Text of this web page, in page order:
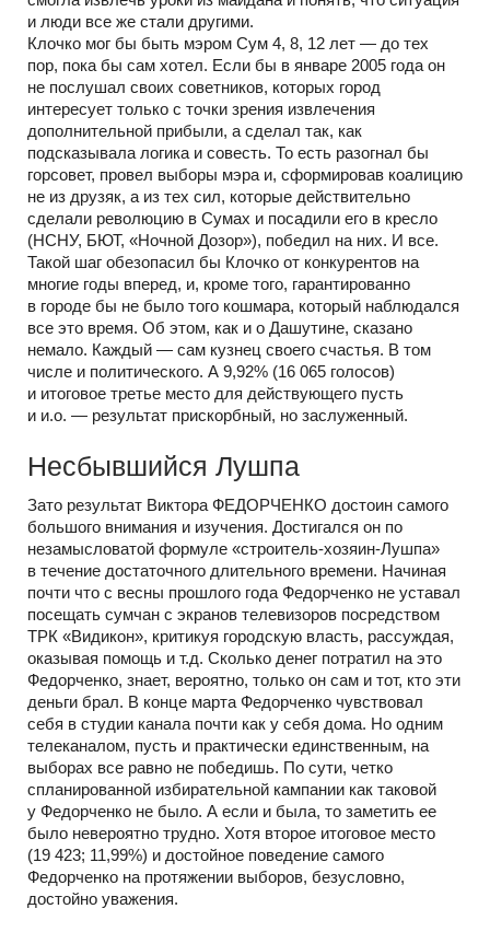
и люди все же стали другими.
Клочко мог бы быть мэром Сум 4, 8, 12 лет — до тех
пор, пока бы сам хотел. Если бы в январе 2005 года он
не послушал своих советников, которых город
интересует только с точки зрения извлечения
дополнительной прибыли, а сделал так, как
подсказывала логика и совесть. То есть разогнал бы
горсовет, провел выборы мэра и, сформировав коалицию
не из друзяк, а из тех сил, которые действительно
сделали революцию в Сумах и посадили его в кресло
(НСНУ, БЮТ, «Ночной Дозор»), победил на них. И все.
Такой шаг обезопасил бы Клочко от конкурентов на
многие годы вперед, и, кроме того, гарантированно
в городе бы не было того кошмара, который наблюдался
все это время. Об этом, как и о Дашутине, сказано
немало. Каждый — сам кузнец своего счастья. В том
числе и политического. А 9,92% (16 065 голосов)
и итоговое третье место для действующего пусть
и и.о. — результат прискорбный, но заслуженный.
Несбывшийся Лушпа
Зато результат Виктора ФЕДОРЧЕНКО достоин самого
большого внимания и изучения. Достигался он по
незамысловатой формуле «строитель-хозяин-Лушпа»
в течение достаточного длительного времени. Начиная
почти что с весны прошлого года Федорченко не уставал
посещать сумчан с экранов телевизоров посредством
ТРК «Видикон», критикуя городскую власть, рассуждая,
оказывая помощь и т.д. Сколько денег потратил на это
Федорченко, знает, вероятно, только он сам и тот, кто эти
деньги брал. В конце марта Федорченко чувствовал
себя в студии канала почти как у себя дома. Но одним
телеканалом, пусть и практически единственным, на
выборах все равно не победишь. По сути, четко
спланированной избирательной кампании как таковой
у Федорченко не было. А если и была, то заметить ее
было невероятно трудно. Хотя второе итоговое место
(19 423; 11,99%) и достойное поведение самого
Федорченко на протяжении выборов, безусловно,
достойно уважения.